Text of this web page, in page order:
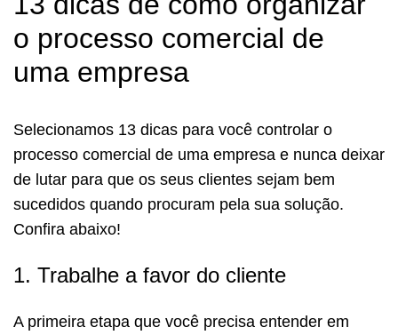
o processo comercial de
uma empresa
Selecionamos 13 dicas para você controlar o
processo comercial de uma empresa e nunca deixar
de lutar para que os seus clientes sejam bem
sucedidos quando procuram pela sua solução.
Confira abaixo!
1. Trabalhe a favor do cliente
A primeira etapa que você precisa entender em